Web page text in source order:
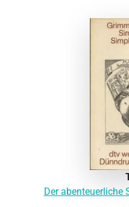
Der abenteuerliche